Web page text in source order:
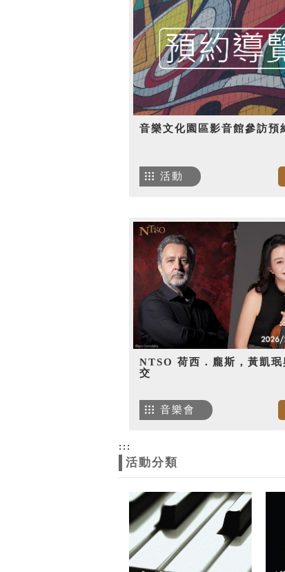
音樂文化園區影音館參訪預
活動
NTSO 荷西．龐斯，黃凱珉
交
音樂會
:::
活動分類